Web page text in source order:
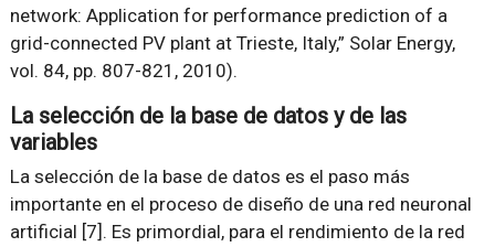
network: Application for performance prediction of a
grid-connected PV plant at Trieste, Italy,” Solar Energy,
vol. 84, pp. 807-821, 2010).
La selección de la base de datos y de las
variables
La selección de la base de datos es el paso más
importante en el proceso de diseño de una red neuronal
artificial [7]. Es primordial, para el rendimiento de la red